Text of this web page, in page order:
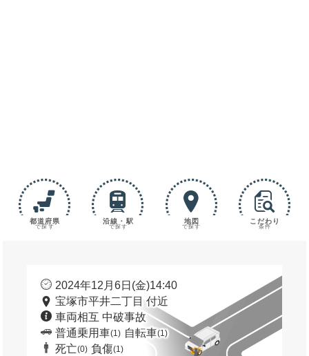
都道府県
で探す
沿線・駅
で探す
地図
で探す
こだわり
条件
2024年12月6日(金)14:40
宝塚市平井二丁目 付近
車両相互 中破事故
普通乗用車(1) 自転車(1)
死亡(0) 負傷(1)